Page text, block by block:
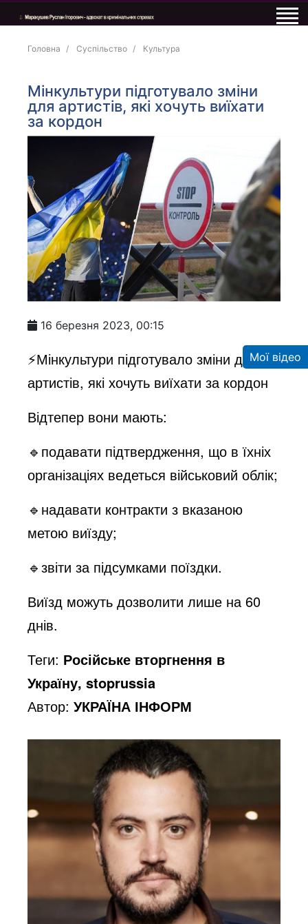
Головна Суспільство Культура
Мінкультури підготувало зміни
для артистів, які хочуть виїхати
за кордон
16 березня 2023, 00:15
⚡️Мінкультури підготувало зміни для
артистів, які хочуть виїхати за кордон
Відтепер вони мають:
🔹подавати підтвердження, що в їхніх
організаціях ведеться військовий облік;
🔹надавати контракти з вказаною
метою виїзду;
🔹звіти за підсумками поїздки.
Виїзд можуть дозволити лише на 60
днів.
Теги: Російське вторгнення в
Україну, stoprussia
Автор:УКРАЇНА ІНФОРМ
Мої відео